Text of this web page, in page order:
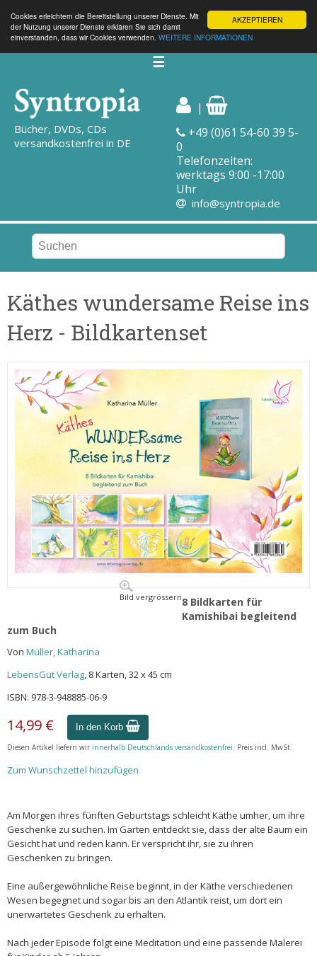
AKZEPTIEREN
Cookies erleichtern die Bereitstellung unserer Dienste. Mit
der Nutzung unserer Dienste erklären Sie sich damit
einverstanden, dass wir Cookies verwenden. WEITERE INFORMATIONEN
☰
Bücher, DVDs, CDs
versandkostenfrei in DE
|
+49 (0)61 54-60 39 5-
0
Telefonzeiten:
werktags 9:00 -17:00
Uhr
info@syntropia.de
Käthes wundersame Reise ins
Herz - Bildkartenset
Bild vergrössern8 Bildkarten für
Kamishibai begleitend
zum Buch
Von Müller, Katharina
LebensGut Verlag, 8 Karten, 32 x 45 cm
ISBN: 978-3-948885-06-9
14,99 € In den Korb
Diesen Artikel liefern wir innerhalb Deutschlands versandkostenfrei . Preis incl. MwSt.
Zum Wunschzettel hinzufügen
Am Morgen ihres fünften Geburtstags schleicht Käthe umher, um ihre
Geschenke zu suchen. Im Garten entdeckt sie, dass der alte Baum ein
Gesicht hat und reden kann. Er verspricht ihr, sie zu ihren
Geschenken zu bringen.
Eine außergewöhnliche Reise beginnt, in der Käthe verschiedenen
Wesen begegnet und sogar bis an den Atlantik reist, um dort ein
unerwartetes Geschenk zu erhalten.
Nach jeder Episode folgt eine Meditation und eine passende Malerei